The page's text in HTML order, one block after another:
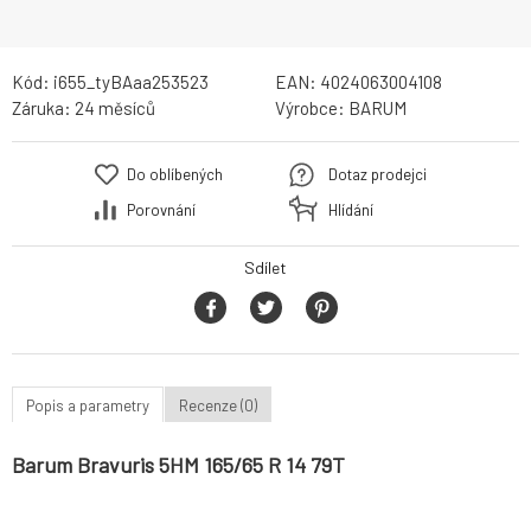
Kód: i655_tyBAaa253523 EAN: 4024063004108
Záruka: 24 měsíců Výrobce: BARUM
Do oblíbených
Porovnání
Dotaz prodejci
Hlídání
Sdílet
Popis a parametry Recenze (0)
Barum Bravuris 5HM 165/65 R 14 79T